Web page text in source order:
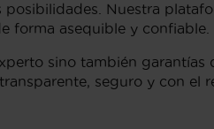
Nuestra
forma asequible y confiable.
sino también garantías
seguro y con el